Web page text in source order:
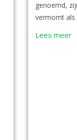
genoemd,
vermomt als
Lees meer